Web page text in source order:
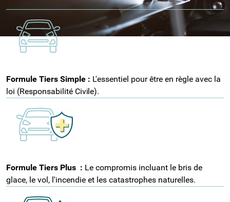
Formule Tiers Simple : L'essentiel pour être en règle avec la
loi (Responsabilité Civile).
Formule Tiers Plus : Le compromis incluant le bris de
glace, le vol, l'incendie et les catastrophes naturelles.